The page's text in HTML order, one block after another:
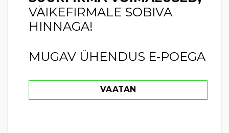
VÄIKEFIRMALE SOBIVA
HINNAGA!
MUGAV ÜHENDUS E-POEGA
VAATAN